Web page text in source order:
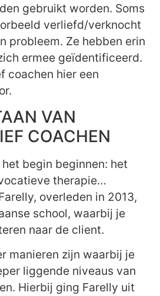
gebruikt worden. Soms
verliefd/verknocht
probleem. Ze hebben erin
ermee geïdentificeerd.
coachen hier een
VAN
COACHEN
begin beginnen: het
therapie…
overleden in 2013,
school, waarbij je
naar de client.
manieren zijn waarbij je
liggende niveaus van
Hierbij ging Farelly uit